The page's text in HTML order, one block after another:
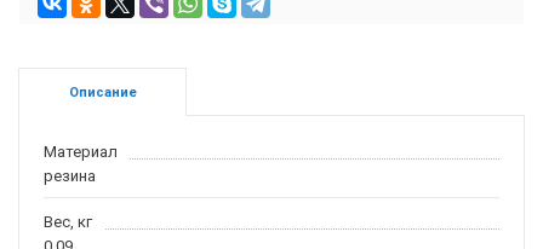
Описание
Материал
резина
Вес, кг